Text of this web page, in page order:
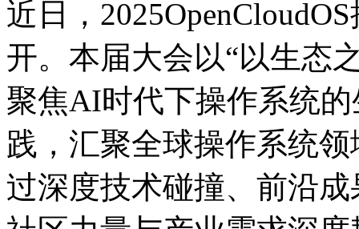
近日，
开。本届大会以“以生态之
聚焦AI时代下操作系统的
践，汇聚全球操作系统
过深度技术碰撞、前沿